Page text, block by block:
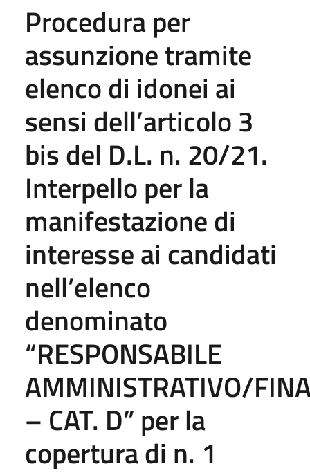
Procedura per
assunzione tramite
elenco di idonei ai
sensi dell’articolo 3
bis del D.L. n. 20/21.
Interpello per la
manifestazione di
interesse ai candidati
nell’elenco
denominato
“RESPONSABILE
AMMINISTRATIVO/
– CAT. D” per la
copertura di n. 1